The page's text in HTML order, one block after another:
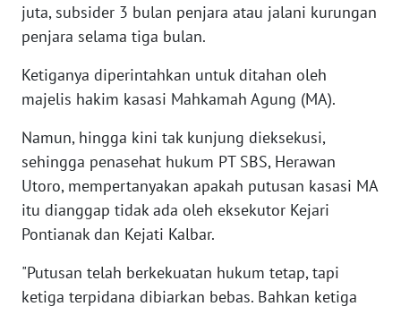
juta, subsider 3 bulan penjara atau jalani kurungan
penjara selama tiga bulan.
Ketiganya diperintahkan untuk ditahan oleh
majelis hakim kasasi Mahkamah Agung (MA).
Namun, hingga kini tak kunjung dieksekusi,
sehingga penasehat hukum PT SBS, Herawan
Utoro, mempertanyakan apakah putusan kasasi MA
itu dianggap tidak ada oleh eksekutor Kejari
Pontianak dan Kejati Kalbar.
"Putusan telah berkekuatan hukum tetap, tapi
ketiga terpidana dibiarkan bebas. Bahkan ketiga
WN
JOGJA
WN
JATIM
WN
WN
KALBAR
WN
KALTENG